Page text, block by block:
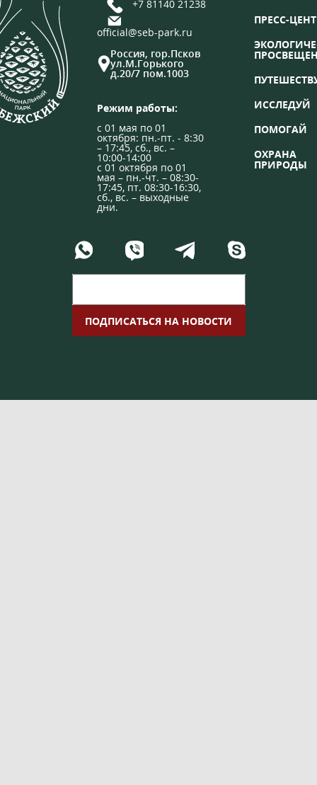
+7 81140 21238
official@seb-park.ru
Россия, гор.Псков
ул.М.Горького
д.20/7 пом.1003
Режим работы:
с 01 мая по 01
октября: пн.-пт. - 8:30
– 17:45, сб., вс. –
10:00-14:00
с 01 октября по 01
мая – пн.-чт. – 08:30-
17:45, пт. 08:30-16:30,
сб., вс. – выходные
дни.
ПРЕСС-
ИССЛЕДУЙ
ПОМОГАЙ
ОХРАНА
ПРИРОДЫ